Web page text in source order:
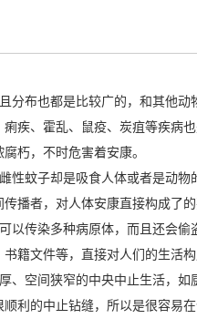
分布也都是比较广的，和其他
疾、霍乱、鼠疫、炭疽等疾病
朽，不时危害着安康。
性蚊子却是吸食人体或者是动
播者，对人体安康直接构成了
以传染多种病原体，而且还会
籍文件等，直接对人们的生活
、空间狭窄的中央中止生活，
利的中止钻缝，所以是很容易在